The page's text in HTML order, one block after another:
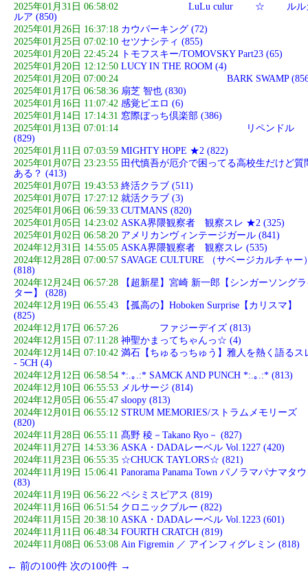
2025年01月31日 06:58:02
LuLu culur ☆ ルル
ルア (850)
2025年01月26日 16:37:18 カウパーキング (72)
2025年01月25日 07:02:10 セツナシティ (855)
2025年01月20日 22:45:24
トモフスキー/TOMOVSKY Part23 (65)
2025年01月20日 12:12:50 LUCY IN THE ROOM (4)
2025年01月20日 07:00:24
BARK SWAMP
2025年01月17日 06:58:36 扇芝 智也 (830)
2025年01月16日 11:07:42 感覚ピエロ (6)
2025年01月14日 17:14:31 窓際ぼっち倶楽部 (386)
2025年01月13日 07:01:14
リペンドル
(829)
2025年01月11日 07:03:59 MIGHTY HOPE ★2 (822)
2025年01月07日 23:23:55 田代慎吾が厄介で困ってる高校生だけど質
ある？ (413)
2025年01月07日 19:43:53 終活クラブ (511)
2025年01月07日 17:27:12 就活クラブ (3)
2025年01月06日 06:59:33 CUTMANS (820)
2025年01月05日 14:23:02 ASKA界隈観察者 観察スレ ★2 (325)
2025年01月02日 06:58:20 アメリカンヴィンテージガール (841)
2024年12月31日 14:55:05 ASKA界隈観察者 観察スレ (535)
2024年12月28日 07:00:57 SAVAGE CULTURE （サベージカルチャー
(818)
2024年12月24日 06:57:28
【超新星】宮崎 新一郎【シンガーソング
ター】 (828)
2024年12月19日 06:55:43
【孤高の】Hoboken Surprise【カリスマ】
(825)
2024年12月17日 06:57:26
ファジーデイズ (813)
2024年12月15日 07:11:28 神聖かまってちゃんっ☆ (4)
2024年12月14日 07:10:42 満石【ちゅるっちゅう】雅人を熱く語るス
- 5CH (4)
2024年12月12日 06:58:54 *:.｡.:* SAMCK AND PUNCH *:.｡.:* (813)
2024年12月10日 06:55:53 メルサージ (814)
2024年12月05日 06:55:47 sloopy (813)
2024年12月01日 06:55:12 STRUM MEMORIES/ストラムメモリーズ
(820)
2024年11月28日 06:55:11 髙野 稜－Takano Ryo－ (827)
2024年11月27日 14:53:36 ASKA・DADAレーベル Vol.1227 (420)
2024年11月23日 06:55:35 ☆CHUCK TAYLORS☆ (821)
2024年11月19日 15:06:41 Panorama Panama Town パノラマパナマタ
(83)
2024年11月19日 06:56:22 ペシミスピアス (819)
2024年11月16日 06:51:54 クロニックブルー (822)
2024年11月15日 20:38:10 ASKA・DADAレーベル Vol.1223 (601)
2024年11月11日 06:48:34 FOURTH CRATCH (819)
2024年11月08日 06:53:08 Ain Figremin ／ アインフィグレミン (818)
← 前の100件 次の100件 →